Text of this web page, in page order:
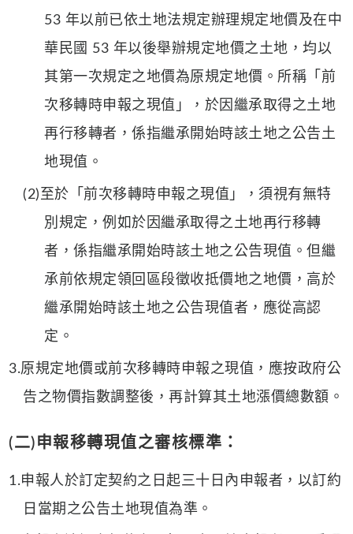
53 年以前已依土地法規定辦理規定地價及在中
華民國 53 年以後舉辦規定地價之土地，均以
其第一次規定之地價為原規定地價。所稱「前
次移轉時申報之現值」，於因繼承取得之土地
再行移轉者，係指繼承開始時該土地之公告土
地現值。
(2)至於「前次移轉時申報之現值」，須視有無特
別規定，例如於因繼承取得之土地再行移轉
者，係指繼承開始時該土地之公告現值。但繼
承前依規定領回區段徵收抵價地之地價，高於
繼承開始時該土地之公告現值者，應從高認
定。
3.原規定地價或前次移轉時申報之現值，應按政府公
告之物價指數調整後，再計算其土地漲價總數額。
(二)申報移轉現值之審核標準：
1.申報人於訂定契約之日起三十日內申報者，以訂約
日當期之公告土地現值為準。